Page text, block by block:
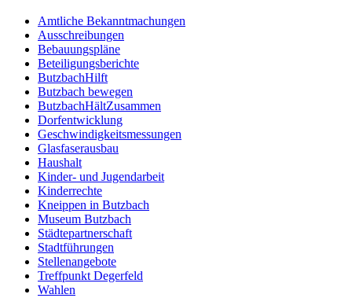
Amtliche Bekanntmachungen
Ausschreibungen
Bebauungspläne
Beteiligungsberichte
ButzbachHilft
Butzbach bewegen
ButzbachHältZusammen
Dorfentwicklung
Geschwindigkeitsmessungen
Glasfaserausbau
Haushalt
Kinder- und Jugendarbeit
Kinderrechte
Kneippen in Butzbach
Museum Butzbach
Städtepartnerschaft
Stadtführungen
Stellenangebote
Treffpunkt Degerfeld
Wahlen